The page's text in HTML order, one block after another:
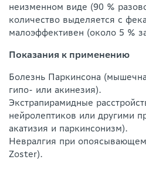
неизменном виде (90 %
количество выделяется с
малоэффективен (около 5 %
Показания к применению
Болезнь Паркинсона
гипо- или акинезия).
Экстрапирамидные
нейролептиков или другими
акатизия и паркинсонизм).
Невралгия при
Zoster).